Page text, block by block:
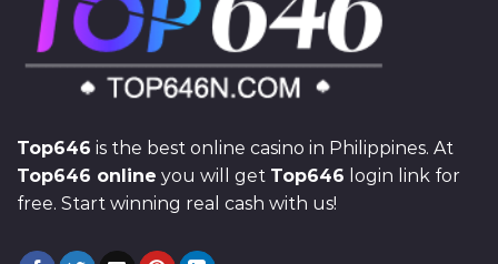
Top646 is the best online casino in Philippines. At
Top646 online you will get Top646 login link for
free. Start winning real cash with us!